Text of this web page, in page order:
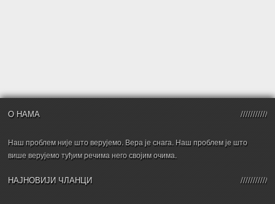
О НАМА
Наш проблем није што верујемо. Вера је снага. Наш проблем је што
више верујемо туђим речима него својим очима.
НАЈНОВИЈИ ЧЛАНЦИ